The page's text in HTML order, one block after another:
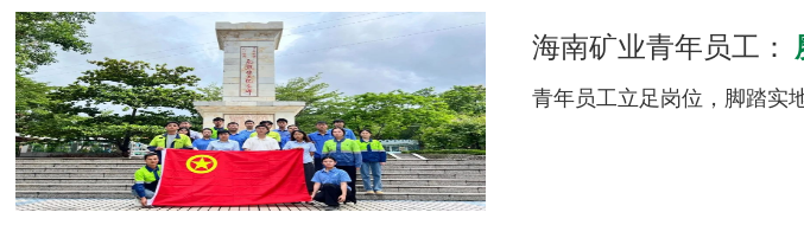
海南矿业青年员工：
青年员工立足岗位，脚踏实